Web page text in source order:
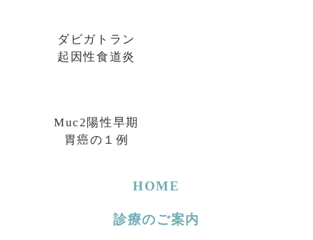
ダビガトラン
起因性食道炎
Muc2陽性早期
胃癌の１例
HOME
診療のご案内